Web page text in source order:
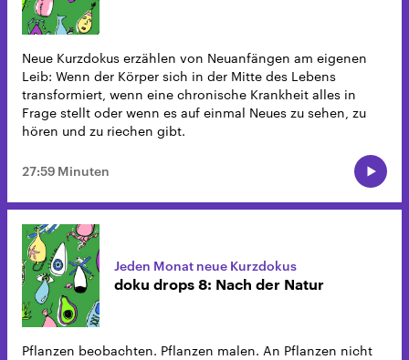
Neue Kurzdokus erzählen von Neuanfängen am eigenen
Leib: Wenn der Körper sich in der Mitte des Lebens
transformiert, wenn eine chronische Krankheit alles in
Frage stellt oder wenn es auf einmal Neues zu sehen, zu
hören und zu riechen gibt.
27:59 Minuten
Jeden Monat neue Kurzdokus
doku drops 8: Nach der Natur
Pflanzen beobachten. Pflanzen malen. An Pflanzen nicht